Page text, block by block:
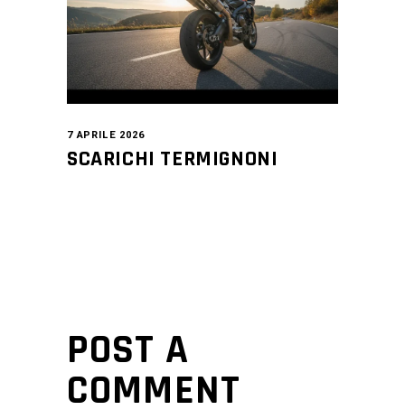
7 APRILE 2026
SCARICHI TERMIGNONI
POST A
COMMENT